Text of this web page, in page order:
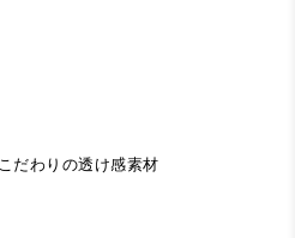
こだわりの透け感素材